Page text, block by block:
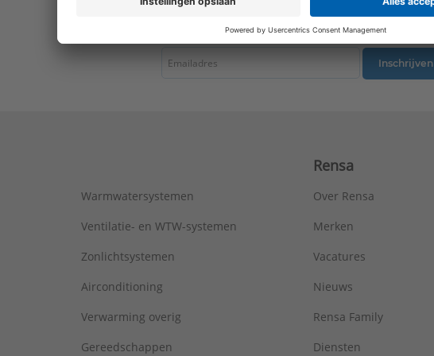
Warmteafgifte EN 442 20°C - 75/65:
Metro R=2,5
Serie: AluMaxx
Inschrijven
Warmwatersystemen
Ventilatie- en WTW-systemen
Zonlichtsystemen
Airconditioning
Verwarming overig
Gereedschappen
Rensa
Over Rensa
Merken
Vacatures
Nieuws
Rensa Family
Diensten